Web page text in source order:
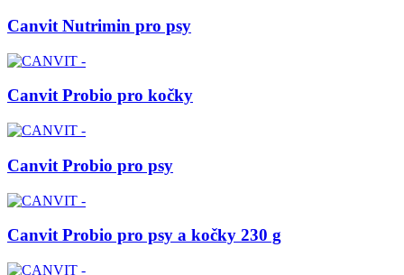
Canvit Nutrimin pro psy
Canvit Probio pro kočky
Canvit Probio pro psy
Canvit Probio pro psy a kočky 230 g